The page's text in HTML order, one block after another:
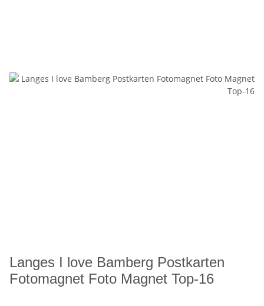
Langes I love Bamberg Postkarten
Fotomagnet Foto Magnet Top-16